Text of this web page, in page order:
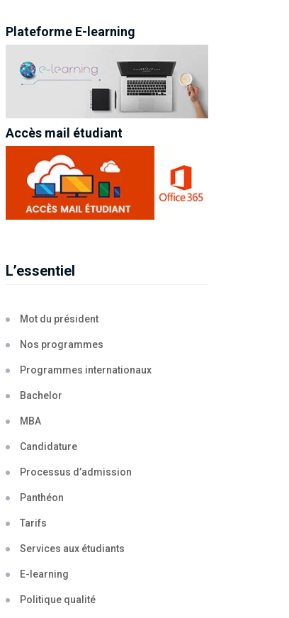
Plateforme E-learning
Accès mail étudiant
L’essentiel
Mot du président
Nos programmes
Programmes internationaux
Bachelor
MBA
Candidature
Processus d’admission
Panthéon
Tarifs
Services aux étudiants
E-learning
Politique qualité